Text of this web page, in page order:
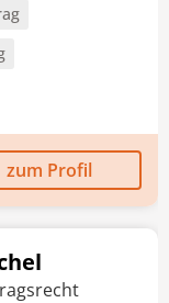
zum Profil